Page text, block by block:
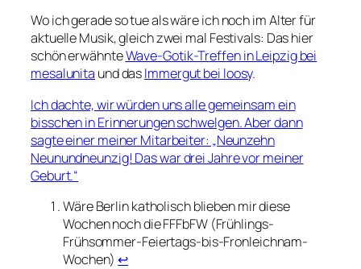
Wo ich gerade so tue als wäre ich noch im Alter für
aktuelle Musik, gleich zwei mal Festivals: Das hier
schön erwähnteWave-Gotik-Treffen in Leipzig bei
mesalunita und dasImmergut bei loosy.
Ich dachte, wir würden uns alle gemeinsam ein
bisschen in Erinnerungen schwelgen. Aber dann
sagte einer meiner Mitarbeiter: „Neunzehn
Neunundneunzig! Das war drei Jahre vor meiner
Geburt.“
Wäre Berlin katholisch blieben mir diese
Wochen noch die FFFbFW (Frühlings-
Frühsommer-Feiertags-bis-Fronleichnam-
Wochen)↩︎